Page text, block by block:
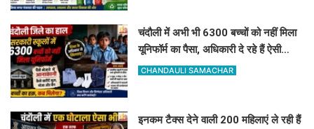
चंदौली में अभी भी 6300 बच्चों को नहीं मिला
यूनिफॉर्म का पैसा, अधिकारी दे रहे हैं ऐसी
दलील
CHANDAULI SAMACHAR
इनकम टैक्स देने वाली 200 महिलाएं ले रही हैं